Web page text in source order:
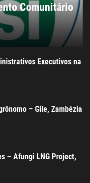
Comunitário
Executivos na
– Gile, Zambézia
– Afungi LNG Project,